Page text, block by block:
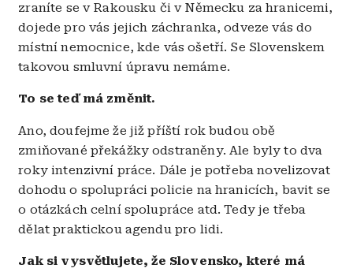
zraníte se v Rakousku či v Německu za hranicemi,
dojede pro vás jejich záchranka, odveze vás do
místní nemocnice, kde vás ošetří. Se Slovenskem
takovou smluvní úpravu nemáme.
To se teď má změnit.
Ano, doufejme že již příští rok budou obě
zmiňované překážky odstraněny. Ale byly to dva
roky intenzivní práce. Dále je potřeba novelizovat
dohodu o spolupráci policie na hranicích, bavit se
o otázkách celní spolupráce atd. Tedy je třeba
dělat praktickou agendu pro lidi.
Jak si vysvětlujete, že Slovensko, které má